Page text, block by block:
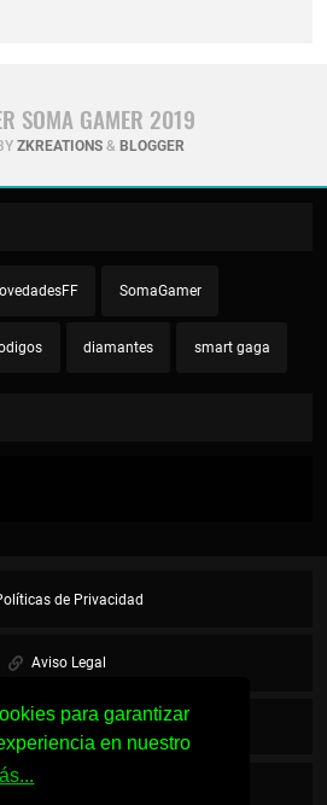
para garantizar
en nuestro
SOMA GAMER 2019
ZKREATIONS& BLOGGER
SomaGamer
diamantes smart gaga
de Privacidad
Aviso Legal
Cookies